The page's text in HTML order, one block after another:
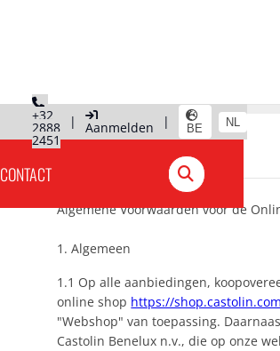
+32
2888
2451
| Aanmelden | BE NL
CONTACT
Algemene Voorwaarden voor de
1. Algemeen
1.1 Op alle aanbiedingen,
online shop https://shop.castolin.com
"Webshop" van toepassing.
Castolin Benelux n.v., die op onze